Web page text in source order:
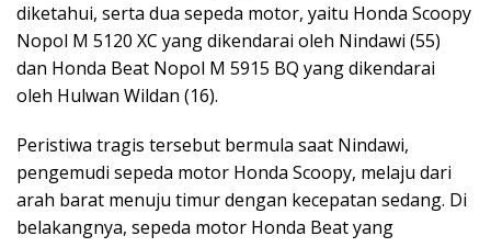
diketahui, serta dua sepeda motor, yaitu Honda Scoopy
Nopol M 5120 XC yang dikendarai oleh Nindawi (55)
dan Honda Beat Nopol M 5915 BQ yang dikendarai
oleh Hulwan Wildan (16).
Peristiwa tragis tersebut bermula saat Nindawi,
pengemudi sepeda motor Honda Scoopy, melaju dari
arah barat menuju timur dengan kecepatan sedang. Di
belakangnya, sepeda motor Honda Beat yang